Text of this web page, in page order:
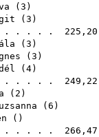
( 3 )
( 3 )
. . . . 225,20
( 3 )
( 3 )
( 4)
. . . . 249,22
( 2 )
( 6 )
()
. . . . 266,47